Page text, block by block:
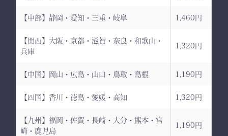
【中部】静岡・愛知・三重・岐阜 1,460円
【関西】大阪・京都・滋賀・奈良・和歌山・
兵庫
1,320円
【中国】岡山・広島・山口・鳥取・島根 1,190円
【四国】香川・徳島・愛媛・高知 1,320円
【九州】福岡・佐賀・長崎・大分・熊本・宮
崎・鹿児島
1,190円